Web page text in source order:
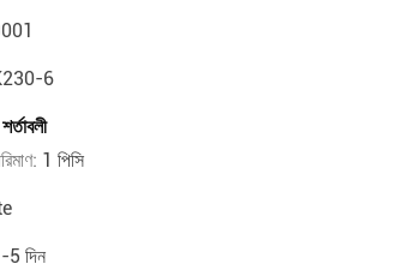
6
1 পিসি
5 দিন